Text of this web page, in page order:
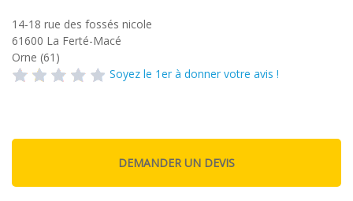
14-18 rue des fossés nicole
61600 La Ferté-Macé
Orne (61)
Soyez le 1er à donner votre avis !